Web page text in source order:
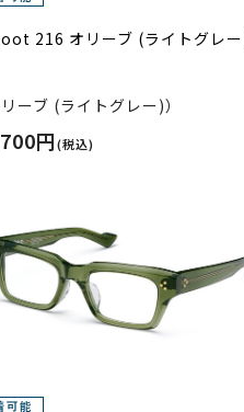
216 オリーブ (ライトグレ
リーブ (ライトグレー)）
円(税込)